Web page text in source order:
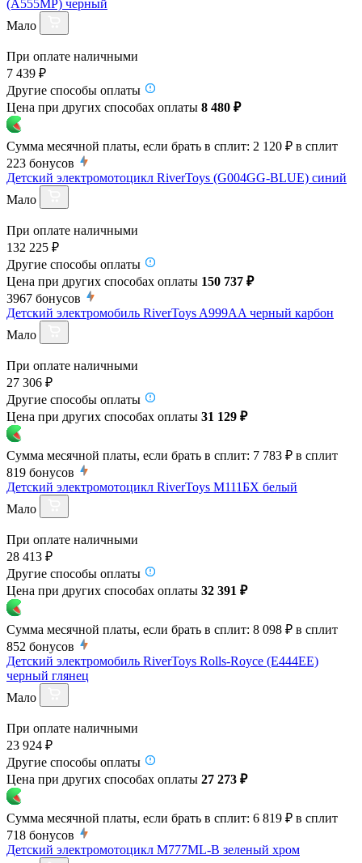
(A555MP) черный
Мало
При оплате наличными
7 439 ₽
Другие способы оплаты
Цена при других способах оплаты 8 480 ₽
Сумма месячной платы, если брать в сплит: 2 120 ₽ в сплит
223 бонусов
Детский электромотоцикл RiverToys (G004GG-BLUE) синий
Мало
При оплате наличными
132 225 ₽
Другие способы оплаты
Цена при других способах оплаты 150 737 ₽
3967 бонусов
Детский электромобиль RiverToys A999AA черный карбон
Мало
При оплате наличными
27 306 ₽
Другие способы оплаты
Цена при других способах оплаты 31 129 ₽
Сумма месячной платы, если брать в сплит: 7 783 ₽ в сплит
819 бонусов
Детский электромотоцикл RiverToys М111БХ белый
Мало
При оплате наличными
28 413 ₽
Другие способы оплаты
Цена при других способах оплаты 32 391 ₽
Сумма месячной платы, если брать в сплит: 8 098 ₽ в сплит
852 бонусов
Детский электромобиль RiverToys Rolls-Royce (E444EE)
черный глянец
Мало
При оплате наличными
23 924 ₽
Другие способы оплаты
Цена при других способах оплаты 27 273 ₽
Сумма месячной платы, если брать в сплит: 6 819 ₽ в сплит
718 бонусов
Детский электромотоцикл M777ML-B зеленый хром